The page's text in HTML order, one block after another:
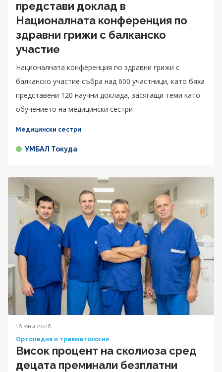
представи доклад в
Националната конференция по
здравни грижи с балканско
участие
Националната конференция по здравни грижи с
балканско участие събра над 600 участници, като бяха
представени 120 научни доклада, засягащи теми като
обучението на медицински сестри
Медицински сестри
УМБАЛ Токуда
16 юни 2026
Ортопедия и травматология
Висок процент на сколиоза сред
децата преминали безплатни